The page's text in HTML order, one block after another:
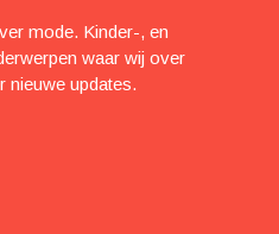
mode. Kinder-, en
waar wij over
nieuwe updates.